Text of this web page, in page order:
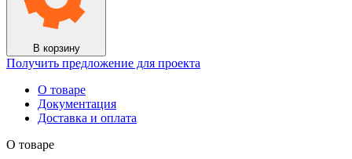
METAL
19/1000-
В корзину
Получить предложение для проекта
О товаре
Документация
Доставка и оплата
О товаре